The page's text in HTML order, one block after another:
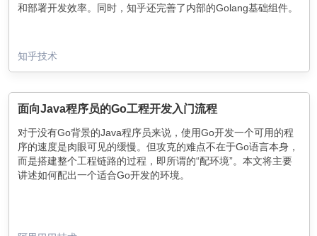
和部署开发效率。同时，知乎还完善了内部的Golang基础组件。
知乎技术
面向Java程序员的Go工程开发入门流程
对于没有Go背景的Java程序员来说，使用Go开发一个可用的程
序的速度是肉眼可见的缓慢。但攻克的难点不在于Go语言本身，
而是搭建整个工程链路的过程，即所谓的“配环境”。本文将主要
讲述如何配出一个适合Go开发的环境。